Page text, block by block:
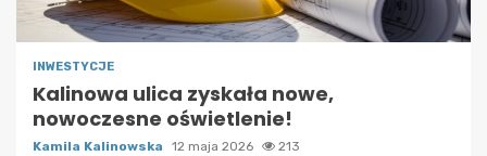
INWESTYCJE
Kalinowa ulica zyskała nowe,
nowoczesne oświetlenie!
Kamila Kalinowska 12 maja 2026 213